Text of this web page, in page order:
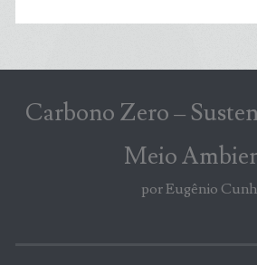
Carbono Zero –
Meio
por Eugênio